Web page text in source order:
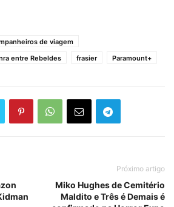
de viagem
entre Rebeldes
frasier Paramount+
Próximo artigo
Miko Hughes de Cemitério
Maldito e Três é Demais é